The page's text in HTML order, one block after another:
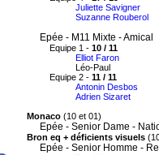
Juliette Savigner
Suzanne Rouberol
Epée - M11 Mixte - Amical
Equipe 1 - 10 / 11
Elliot Faron
Léo-Paul
Equipe 2 - 11 / 11
Antonin Desbos
Adrien Sizaret
Monaco (10 et 01)
Epée - Senior Dame -
Bron eq + déficients visuels
Epée - Senior Homme -